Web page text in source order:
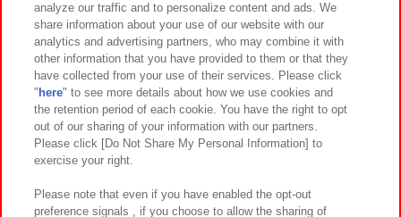
イベント・キャンペーン
関連会社 サステナビリティ サイトポリシー
プライバシーポリシー ウェブアクセシビリティ方針と検証結果
お取引先さまとともに
カスタマーハラスメント対応方針 よくあるご質問・お問い合わせ
analyze our traffic and to personalize content and ads. We
share information about your use of our website with our
analytics and advertising partners, who may combine it with
other information that you have provided to them or that they
have collected from your use of their services. Please click
" here" to see more details about how we use cookies and
the retention period of each cookie. You have the right to opt
out of our sharing of your information with our partners.
Please click [Do Not Share My Personal Information] to
exercise your right.
Please note that even if you have enabled the opt-out
preference signals , if you choose to allow the sharing of